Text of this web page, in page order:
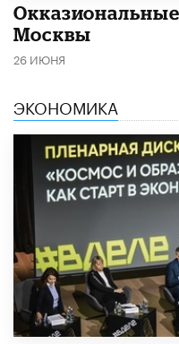
Москвы
26 ИЮНЯ
ЭКОНОМИКА